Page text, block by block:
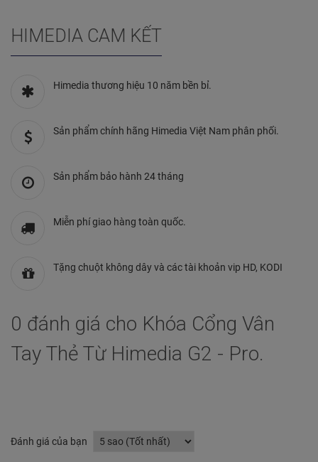
HIMEDIA CAM KẾT
Himedia thương hiệu 10 năm bền bỉ.
Sản phẩm chính hãng Himedia Việt Nam phân phối.
Sản phẩm bảo hành 24 tháng
Miễn phí giao hàng toàn quốc.
Tặng chuột không dây và các tài khoản vip HD, KODI
0 đánh giá cho Khóa Cổng Vân
Tay Thẻ Từ Himedia G2 - Pro.
Đánh giá của bạn